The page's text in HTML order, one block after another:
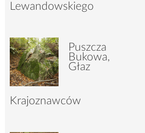
Lewandowskiego
6848 15
Puszcza
Bukowa,
Głaz
Krajoznawców